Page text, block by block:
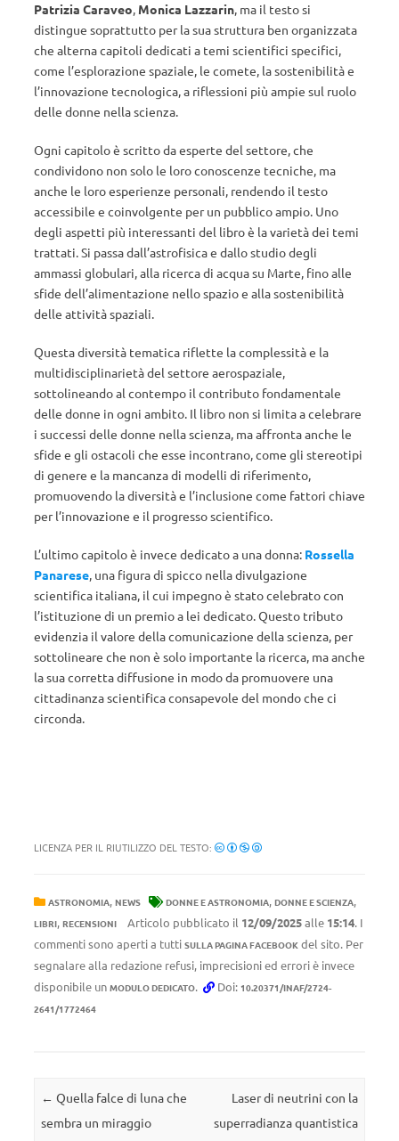
Patrizia Caraveo, Monica Lazzarin, ma il testo si
distingue soprattutto per la sua struttura ben organizzata
che alterna capitoli dedicati a temi scientifici specifici,
come l’esplorazione spaziale, le comete, la sostenibilità e
l’innovazione tecnologica, a riflessioni più ampie sul ruolo
delle donne nella scienza.
Ogni capitolo è scritto da esperte del settore, che
condividono non solo le loro conoscenze tecniche, ma
anche le loro esperienze personali, rendendo il testo
accessibile e coinvolgente per un pubblico ampio. Uno
degli aspetti più interessanti del libro è la varietà dei temi
trattati. Si passa dall’astrofisica e dallo studio degli
ammassi globulari, alla ricerca di acqua su Marte, fino alle
sfide dell’alimentazione nello spazio e alla sostenibilità
delle attività spaziali.
Questa diversità tematica riflette la complessità e la
multidisciplinarietà del settore aerospaziale,
sottolineando al contempo il contributo fondamentale
delle donne in ogni ambito. Il libro non si limita a celebrare
i successi delle donne nella scienza, ma affronta anche le
sfide e gli ostacoli che esse incontrano, come gli stereotipi
di genere e la mancanza di modelli di riferimento,
promuovendo la diversità e l’inclusione come fattori chiave
per l’innovazione e il progresso scientifico.
L’ultimo capitolo è invece dedicato a una donna: Rossella
Panarese, una figura di spicco nella divulgazione
scientifica italiana, il cui impegno è stato celebrato con
l’istituzione di un premio a lei dedicato. Questo tributo
evidenzia il valore della comunicazione della scienza, per
sottolineare che non è solo importante la ricerca, ma anche
la sua corretta diffusione in modo da promuovere una
cittadinanza scientifica consapevole del mondo che ci
circonda.
LICENZA PER IL RIUTILIZZO DEL TESTO:
ASTRONOMIA, NEWS DONNE E ASTRONOMIA, DONNE E SCIENZA,
LIBRI, RECENSIONI Articolo pubblicato il 12/09/2025alle 15:14. I
commenti sono aperti a tutti SULLA PAGINA FACEBOOK del sito. Per
segnalare alla redazione refusi, imprecisioni ed errori è invece
disponibile un MODULO DEDICATO. Doi: 10.20371/INAF/2724-
2641/1772464
Navigazione articolo
← Quella falce di luna che
sembra un miraggio
Laser di neutrini con la
superradianza quantistica